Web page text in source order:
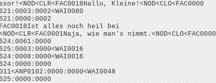
Kleine!<NOD<CLO<FAC0000
alles noch heil bei
wie man's nimmt.<NOD<CLO<FAC0000